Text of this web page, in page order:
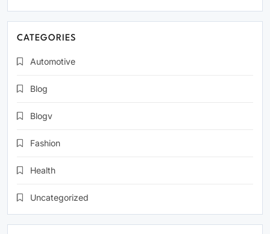
CATEGORIES
Automotive
Blog
Blogv
Fashion
Health
Uncategorized